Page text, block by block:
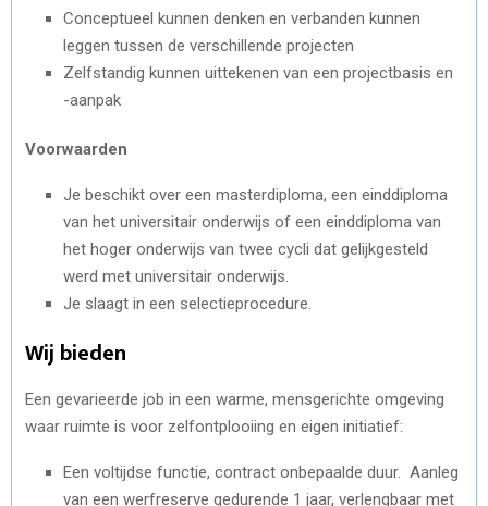
Conceptueel kunnen denken en verbanden kunnen
leggen tussen de verschillende projecten
Zelfstandig kunnen uittekenen van een projectbasis en
-aanpak
Voorwaarden
Je beschikt over een masterdiploma, een einddiploma
van het universitair onderwijs of een einddiploma van
het hoger onderwijs van twee cycli dat gelijkgesteld
werd met universitair onderwijs.
Je slaagt in een selectieprocedure.
Wij bieden
Een gevarieerde job in een warme, mensgerichte omgeving
waar ruimte is voor zelfontplooiing en eigen initiatief:
Een voltijdse functie, contract onbepaalde duur. Aanleg
van een werfreserve gedurende 1 jaar, verlengbaar met